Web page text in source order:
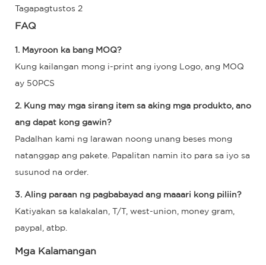
FAQ
1. Mayroon ka bang MOQ?
Kung kailangan mong i-print ang iyong Logo, ang MOQ
ay 50PCS
2. Kung may mga sirang item sa aking mga produkto, ano
ang dapat kong gawin?
Padalhan kami ng larawan noong unang beses mong
natanggap ang pakete. Papalitan namin ito para sa iyo sa
susunod na order.
3. Aling paraan ng pagbabayad ang maaari kong piliin?
Katiyakan sa kalakalan, T/T, west-union, money gram,
paypal, atbp.
Mga Kalamangan